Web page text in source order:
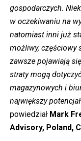
gospodarczych.
w oczekiwaniu na
natomiast inni już
możliwy, częściowy
zawsze pojawiają
straty mogą
magazynowych i
największy
powiedział Mark
Advisory, Poland,